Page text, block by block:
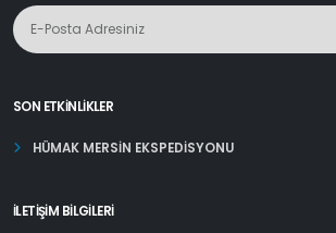
SON ETKINLIKLER
HÜMAK MERSİN EKSPEDİSYONU
İLETIŞIM BILGILERI